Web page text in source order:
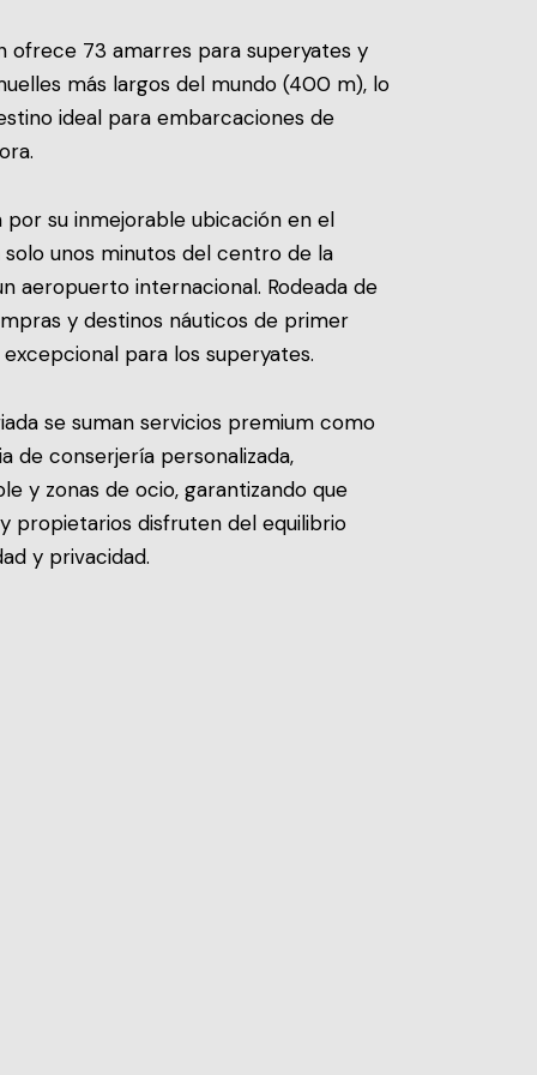
ofrece 73 amarres para superyates y
más largos del mundo (400 m), lo
ideal para embarcaciones de
por su inmejorable ubicación en el
unos minutos del centro de la
aeropuerto internacional. Rodeada de
y destinos náuticos de primer
para los superyates.
se suman servicios premium como
de conserjería personalizada,
y zonas de ocio, garantizando que
propietarios disfruten del equilibrio
y privacidad.